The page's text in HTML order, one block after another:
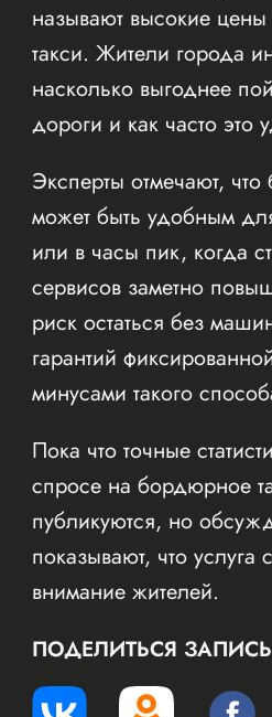
называют высокие
такси. Жители города
насколько выгоднее
дороги и как часто это
Эксперты отмечают,
может быть удобным
или в часы пик, когда
сервисов заметно
риск остаться без
гарантий
минусами такого
Пока что точные
спросе на бордюрное
публикуются, но
показывают, что услуга
внимание жителей.
ПОДЕЛИТЬСЯ